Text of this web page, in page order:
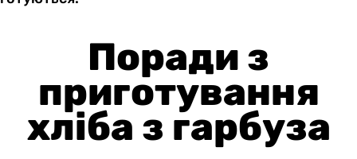
Поради з
приготування
хліба з гарбуза